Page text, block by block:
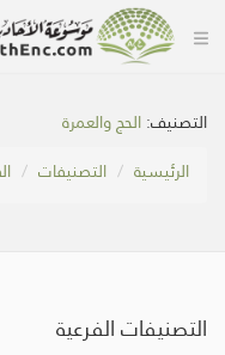
التصنيف:الحج والعمرة
الرئيسية
التصنيفات
التصنيفات الفرعية